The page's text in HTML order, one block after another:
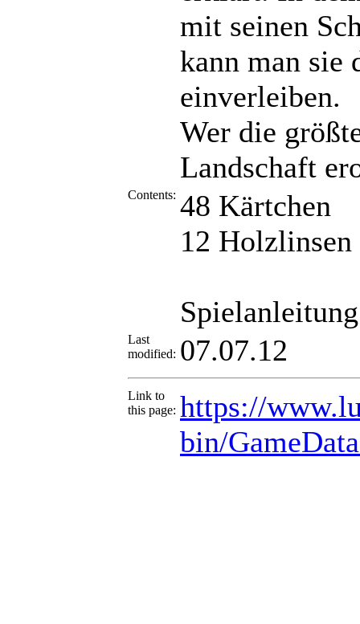
mit seinen
kann man sie
einverleiben.
Wer die
Landschaft
Contents: 48 Kärtchen
12 Holzlinsen
Spielanleitung
Last
modified: 07.07.12
Link to
this page: https://
bin/